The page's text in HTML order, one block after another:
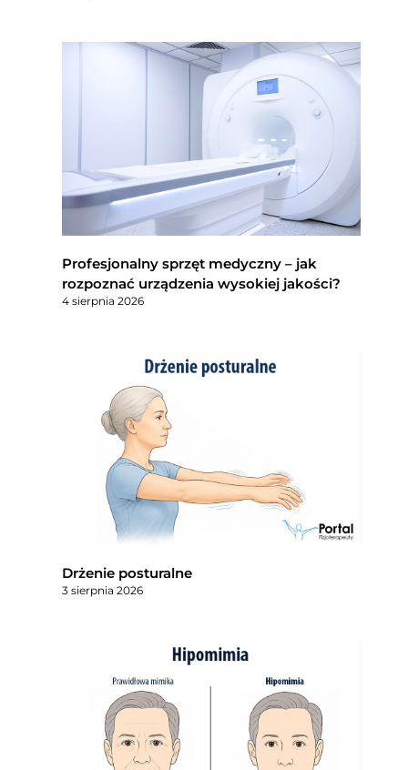
Profesjonalny sprzęt medyczny – jak
rozpoznać urządzenia wysokiej jakości?
4 sierpnia 2026
Drżenie posturalne
3 sierpnia 2026